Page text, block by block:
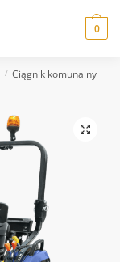
0
/ Ciągnik komunalny